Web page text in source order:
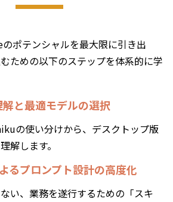
ポテンシャルを最大限に引き出
ための以下のステップを体系的に学
と最適モデルの選択
の使い分けから、デスクトップ版
解します。
るプロンプト設計の高度化
い、業務を遂行するための「スキ